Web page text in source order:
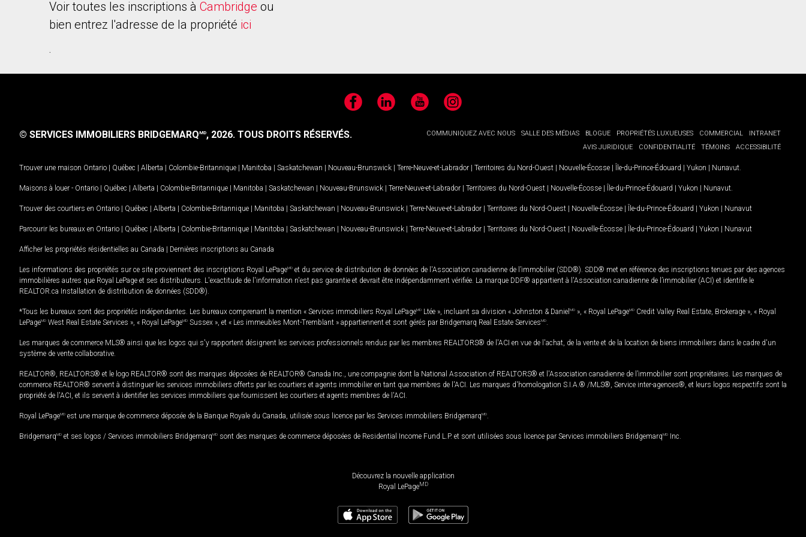
Voir toutes les inscriptions à Cambridge ou
bien entrez l'adresse de la propriété ici
.
FacebookLinkedIn YouTubeInstagram
COMMUNIQUEZ AVEC NOUS SALLE DES MÉDIAS BLOGUE PROPRIÉTÉS LUXUEUSES COMMERCIAL
INTRANET
AVIS JURIDIQUE
CONFIDENTIALITÉ TÉMOINS ACCESSIBILITÉ
© SERVICES IMMOBILIERS BRIDGEMARQMD, 2026. TOUS DROITS RÉSERVÉS.
Trouver une maison Ontario | Québec | Alberta | Colombie-Britannique | Manitoba | Saskatchewan | Nouveau-Brunswick | Terre-Neuve-et-Labrador | Territoires du Nord-Ouest | Nouvelle-Écosse | Île-du-Prince-Édouard | Yukon | Nunavut
Maisons à louer - Ontario | Québec | Alberta | Colombie-Britannique | Manitoba | Saskatchewan | Nouveau-Brunswick | Terre-Neuve-et-Labrador | Territoires du Nord-Ouest | Nouvelle-Écosse | Île-du-Prince-Édouard | Yukon | Nunavut
Trouver des courtiers en Ontario | Québec | Alberta | Colombie-Britannique | Manitoba | Saskatchewan | Nouveau-Brunswick | Terre-Neuve-et-Labrador | Territoires du Nord-Ouest | Nouvelle-Écosse | Île-du-Prince-Édouard | Yukon | Nunavut
Parcourir les bureaux en Ontario | Québec | Alberta | Colombie-Britannique | Manitoba | Saskatchewan | Nouveau-Brunswick | Terre-Neuve-et-Labrador | Territoires du Nord-Ouest | Nouvelle-Écosse | Île-du-Prince-Édouard | Yukon | Nunavut
Afficher les propriétés résidentielles au Canada | Dernières inscriptions au Canada
Les informations des propriétés sur ce site proviennent des inscriptions Royal LePageMD et du service de distribution de données de l'Association canadienne de l’immobilier (SDD®). SDD® met en référence des inscriptions tenues par des agences
immobilières autres que Royal LePage et ses distributeurs. L'exactitude de l'information n'est pas garantie et devrait être indépendamment vérifiée. La marque DDF® appartient à l'Association canadienne de l’immobilier (ACI) et identifie le
REALTOR.ca Installation de distribution de données (SDD®).
*Tous les bureaux sont des propriétés indépendantes. Les bureaux comprenant la mention « Services immobiliers Royal LePageMD Ltée », incluant sa division « Johnston & Daniel MD », « Royal LePageMD Credit Valley Real Estate, Brokerage », « Royal
LePageMD West Real Estate Services », « Royal LePageMD Sussex », et « Les immeubles Mont-Tremblant » appartiennent et sont gérés par Bridgemarq Real Estate ServicesMD
Les marques de commerce MLS® ainsi que les logos qui s'y rapportent désignent les services professionnels rendus par les membres REALTORS® de l'ACI en vue de l'achat, de la vente et de la location de biens immobiliers dans le cadre d'un
système de vente collaborative.
REALTOR®, REALTORS® et le logo REALTOR® sont des marques déposées de REALTOR® Canada Inc., une compagnie dont la National Association of REALTORS® et l'Association canadienne de l’immobilier sont propriétaires. Les marques de
commerce REALTOR® servent à distinguer les services immobiliers offerts par les courtiers et agents immobilier en tant que membres de l'ACI. Les marques d'homologation S.I.A.® /MLS®, Service inter-agences®, et leurs logos respectifs sont la
propriété de l'ACI, et ils servent à identifier les services immobiliers que fournissent les courtiers et agents membres de l'ACI.
Royal LePageMD est une marque de commerce déposée de la Banque Royale du Canada, utilisée sous licence par les Services immobiliers BridgemarqMD
BridgemarqMD et ses logos / Services immobiliers BridgemarqMD sont des marques de commerce déposées de Residential Income Fund L.P. et sont utilisées sous licence par Services immobiliers BridgemarqMD Inc.
Découvrez la nouvelle application
Royal LePageMD